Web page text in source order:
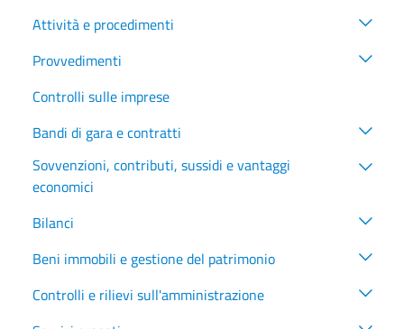
Attività e procedimenti
Provvedimenti
Controlli sulle imprese
Bandi di gara e contratti
Sovvenzioni, contributi, sussidi e vantaggi
economici
Bilanci
Beni immobili e gestione del patrimonio
Controlli e rilievi sull'amministrazione